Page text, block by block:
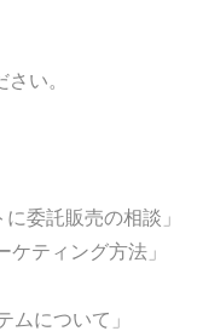
い。
委託販売の相談」
ケティング方法」
ムについて」